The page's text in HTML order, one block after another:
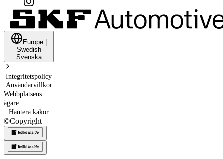
Europe
Swedish
Svenska
Integritetspolicy
Användarvillkor
Webbplatsens
ägare
Hantera kakor
©Copyright